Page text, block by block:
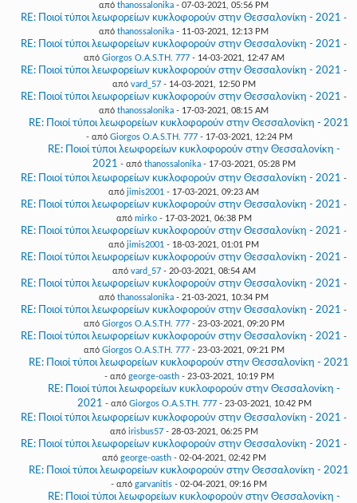
από thanossalonika - 07-03-2021, 05:56 PM
RE: Ποιοί τύποι λεωφορείων κυκλοφορούν στην Θεσσαλονίκη - 2021 -
από thanossalonika - 11-03-2021, 12:13 PM
RE: Ποιοί τύποι λεωφορείων κυκλοφορούν στην Θεσσαλονίκη - 2021 -
από Giorgos O.A.S.TH. 777- 14-03-2021, 12:47 AM
RE: Ποιοί τύποι λεωφορείων κυκλοφορούν στην Θεσσαλονίκη - 2021 -
από vard_57- 14-03-2021, 12:50 PM
RE: Ποιοί τύποι λεωφορείων κυκλοφορούν στην Θεσσαλονίκη - 2021 -
από thanossalonika - 17-03-2021, 08:15 AM
RE: Ποιοί τύποι λεωφορείων κυκλοφορούν στην Θεσσαλονίκη - 2021
- από Giorgos O.A.S.TH. 777- 17-03-2021, 12:24 PM
RE: Ποιοί τύποι λεωφορείων κυκλοφορούν στην Θεσσαλονίκη -
2021 - από thanossalonika - 17-03-2021, 05:28 PM
RE: Ποιοί τύποι λεωφορείων κυκλοφορούν στην Θεσσαλονίκη - 2021 -
από jimis2001 - 17-03-2021, 09:23 AM
RE: Ποιοί τύποι λεωφορείων κυκλοφορούν στην Θεσσαλονίκη - 2021 -
από mirko- 17-03-2021, 06:38 PM
RE: Ποιοί τύποι λεωφορείων κυκλοφορούν στην Θεσσαλονίκη - 2021 -
από jimis2001 - 18-03-2021, 01:01 PM
RE: Ποιοί τύποι λεωφορείων κυκλοφορούν στην Θεσσαλονίκη - 2021 -
από vard_57- 20-03-2021, 08:54 AM
RE: Ποιοί τύποι λεωφορείων κυκλοφορούν στην Θεσσαλονίκη - 2021 -
από thanossalonika - 21-03-2021, 10:34 PM
RE: Ποιοί τύποι λεωφορείων κυκλοφορούν στην Θεσσαλονίκη - 2021 -
από Giorgos O.A.S.TH. 777- 23-03-2021, 09:20 PM
RE: Ποιοί τύποι λεωφορείων κυκλοφορούν στην Θεσσαλονίκη - 2021 -
από Giorgos O.A.S.TH. 777- 23-03-2021, 09:21 PM
RE: Ποιοί τύποι λεωφορείων κυκλοφορούν στην Θεσσαλονίκη - 2021
- από george-oasth- 23-03-2021, 10:19 PM
RE: Ποιοί τύποι λεωφορείων κυκλοφορούν στην Θεσσαλονίκη -
2021 - από Giorgos O.A.S.TH. 777- 23-03-2021, 10:42 PM
RE: Ποιοί τύποι λεωφορείων κυκλοφορούν στην Θεσσαλονίκη - 2021 -
από irisbus57- 28-03-2021, 06:25 PM
RE: Ποιοί τύποι λεωφορείων κυκλοφορούν στην Θεσσαλονίκη - 2021 -
από george-oasth- 02-04-2021, 02:42 PM
RE: Ποιοί τύποι λεωφορείων κυκλοφορούν στην Θεσσαλονίκη - 2021
- από garvanitis - 02-04-2021, 09:16 PM
RE: Ποιοί τύποι λεωφορείων κυκλοφορούν στην Θεσσαλονίκη -